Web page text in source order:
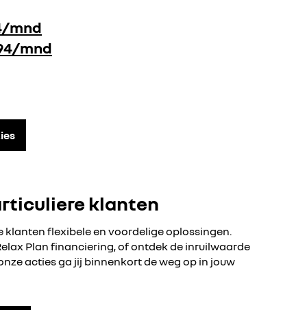
mnd
mnd
klanten
klanten flexibele en voordelige oplossingen.
Plan financiering, of ontdek de inruilwaarde
acties ga jij binnenkort de weg op in jouw